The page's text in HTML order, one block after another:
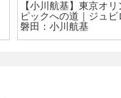
【小川航基】東京オリ
ピックへの道｜ジュビ
磐田：小川航基